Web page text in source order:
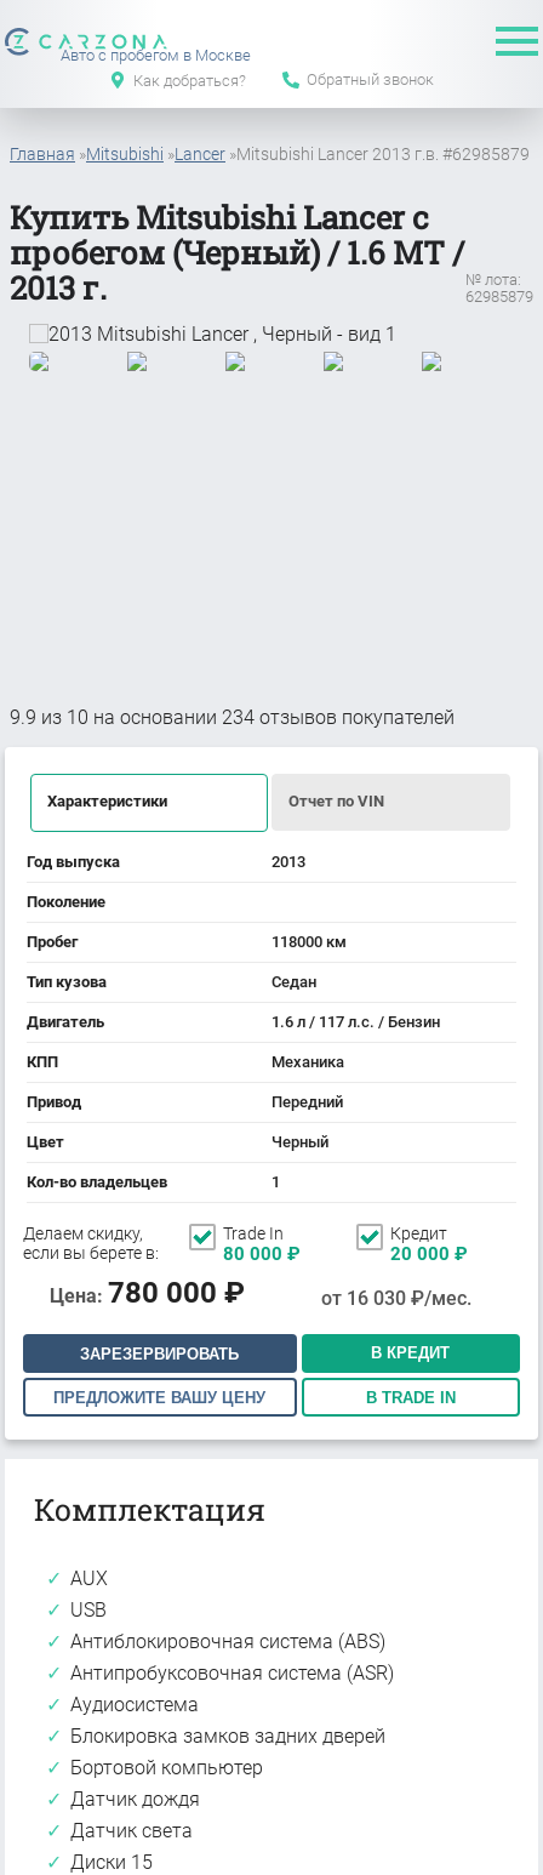
Авто с пробегом в Москве
Как добраться?
Обратный звонок
Главная »Mitsubishi »Lancer »Mitsubishi Lancer 2013 г.в. #62985879
Купить Mitsubishi Lancer с
пробегом (Черный) / 1.6 MT /
2013 г.
№ лота:
62985879
9.9 из 10 на основании 234 отзывов покупателей
Характеристики Отчет по VIN
Год выпуска 2013
Поколение
Пробег 118000 км
Тип кузова Седан
Двигатель 1.6 л / 117 л.с. / Бензин
КПП Механика
Привод Передний
Цвет Черный
Кол-во владельцев 1
Делаем скидку,
если вы берете в:
Trade In
80 000 ₽
Кредит
20 000 ₽
Цена: 780 000 ₽ от 16 030₽/мес.
ЗАРЕЗЕРВИРОВАТЬ В КРЕДИТ
ПРЕДЛОЖИТЕ ВАШУ ЦЕНУ В TRADE IN
Комплектация
AUX
USB
Антиблокировочная система (ABS)
Антипробуксовочная система (ASR)
Аудиосистема
Блокировка замков задних дверей
Бортовой компьютер
Датчик дождя
Датчик света
Диски 15